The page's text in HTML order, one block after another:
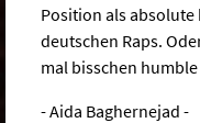
Position als
deutschen Raps.
mal bisschen
- Aida Baghernejad -